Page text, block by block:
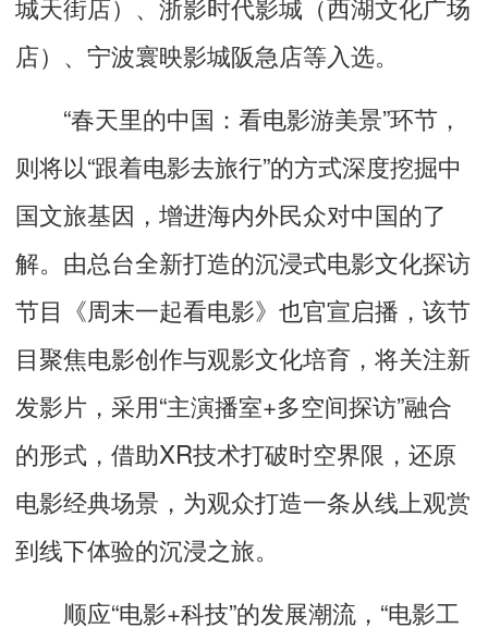
店）、宁波寰映影城阪急店等入选。
“春天里的中国：看电影游美景”环节，
则将以“跟着电影去旅行”的方式深度挖掘中
国文旅基因，增进海内外民众对中国的了
解。由总台全新打造的沉浸式电影文化探访
节目《周末一起看电影》也官宣启播，该节
目聚焦电影创作与观影文化培育，将关注新
发影片，采用“主演播室+多空间探访”融合
的形式，借助XR技术打破时空界限，还原
电影经典场景，为观众打造一条从线上观赏
到线下体验的沉浸之旅。
顺应“电影+科技”的发展潮流，“电影工